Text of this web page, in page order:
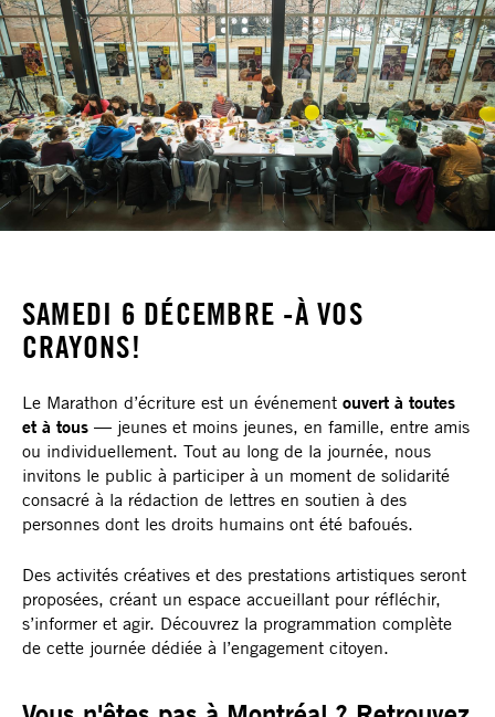
SAMEDI 6 DÉCEMBRE -À VOS
CRAYONS!
Le Marathon d’écriture est un événement ouvert à toutes
et à tous — jeunes et moins jeunes, en famille, entre amis
ou individuellement. Tout au long de la journée, nous
invitons le public à participer à un moment de solidarité
consacré à la rédaction de lettres en soutien à des
personnes dont les droits humains ont été bafoués.
Des activités créatives et des prestations artistiques seront
proposées, créant un espace accueillant pour réfléchir,
s’informer et agir. Découvrez la programmation complète
de cette journée dédiée à l’engagement citoyen.